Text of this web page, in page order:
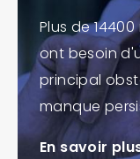
Plus de
ont besoin
principal
manque
En savoir